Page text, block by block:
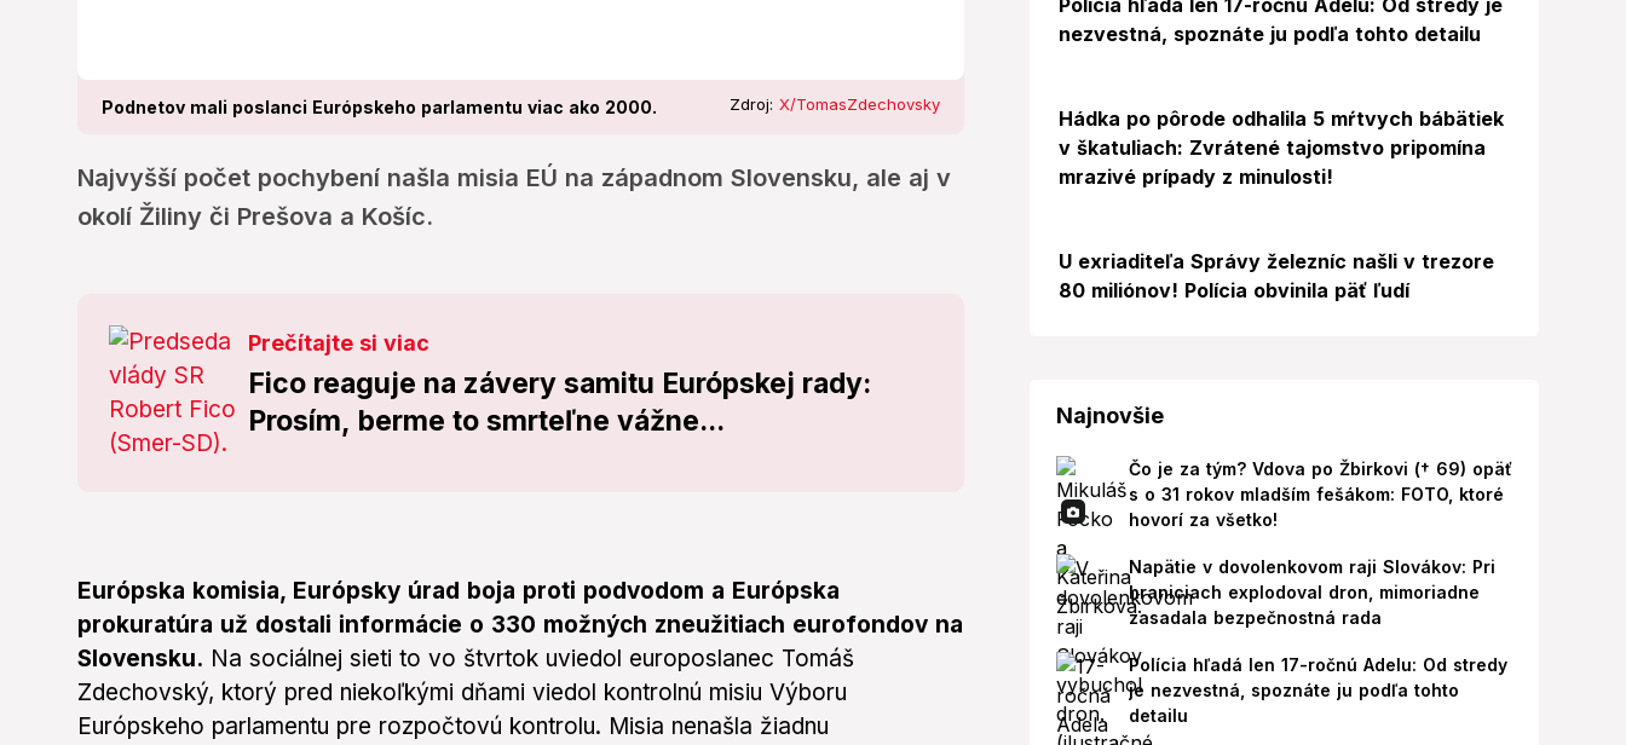
Podnetov mali poslanci Európskeho parlamentu viac ako 2000. Zdroj: X/TomasZdechovsky
Najvyšší počet pochybení našla misia EÚ na západnom Slovensku, ale aj v
okolí Žiliny či Prešova a Košíc.
Prečítajte si viac
Fico reaguje na závery samitu Európskej rady:
Prosím, berme to smrteľne vážne...
Európska komisia, Európsky úrad boja proti podvodom a Európska
prokuratúra už dostali informácie o 330 možných zneužitiach eurofondov na
Slovensku. Na sociálnej sieti to vo štvrtok uviedol europoslanec Tomáš
Zdechovský, ktorý pred niekoľkými dňami viedol kontrolnú misiu Výboru
Európskeho parlamentu pre rozpočtovú kontrolu. Misia nenašla žiadnu
Polícia hľadá len 17-ročnú Adelu: Od stredy je
nezvestná, spoznáte ju podľa tohto detailu
Hádka po pôrode odhalila 5 mŕtvych bábätiek
v škatuliach: Zvrátené tajomstvo pripomína
mrazivé prípady z minulosti!
U exriaditeľa Správy železníc našli v trezore
80 miliónov! Polícia obvinila päť ľudí
Najnovšie
Čo je za tým? Vdova po Žbirkovi († 69) opäť
s o 31 rokov mladším fešákom: FOTO, ktoré
hovorí za všetko!
Napätie v dovolenkovom raji Slovákov: Pri
hraniciach explodoval dron, mimoriadne
zasadala bezpečnostná rada
Polícia hľadá len 17-ročnú Adelu: Od stredy
je nezvestná, spoznáte ju podľa tohto
detailu